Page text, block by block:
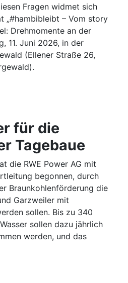
Fragen widmet sich
„#hambibleibt – Vom story
Drehmomente an der
11. Juni 2026, in der
(Ellener Straße 26,
für die
Tagebaue
die RWE Power AG mit
begonnen, durch
Braunkohlenförderung die
Garzweiler mit
sollen. Bis zu 340
sollen dazu jährlich
werden, und das